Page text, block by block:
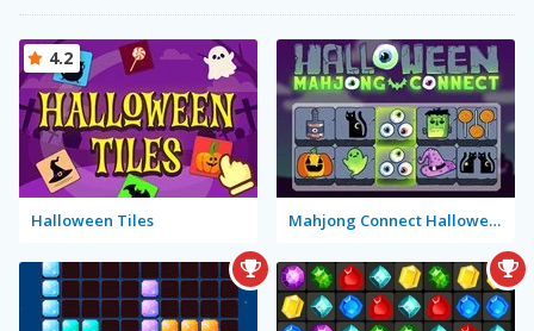
Halloween Tiles
4.2
Mahjong Connect Halloween